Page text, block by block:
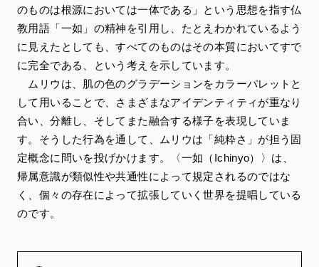
のものは根源においては一体である」という思想を指す仏
教用語「一如」の精神を引用し、たとえわかれているよう
に見えたとしても、すべてのものはその本質においてすで
に完全である、という考えを示しています。
ムリウは、肌の色のグラデーションをカラーパレットと
して用いることで、さまざまなアイデンティティが重なり
合い、分離し、そしてまた融合する様子を表現していま
す。そうした行為を通して、ムリウは「純粋さ」が担う固
定概念に問いを投げかけます。〈一如（Ichinyo）〉は、
帰属意識が類似性や共通性によって規定されるのではな
く、個々の存在によって拡張していく世界を提唱している
のです。